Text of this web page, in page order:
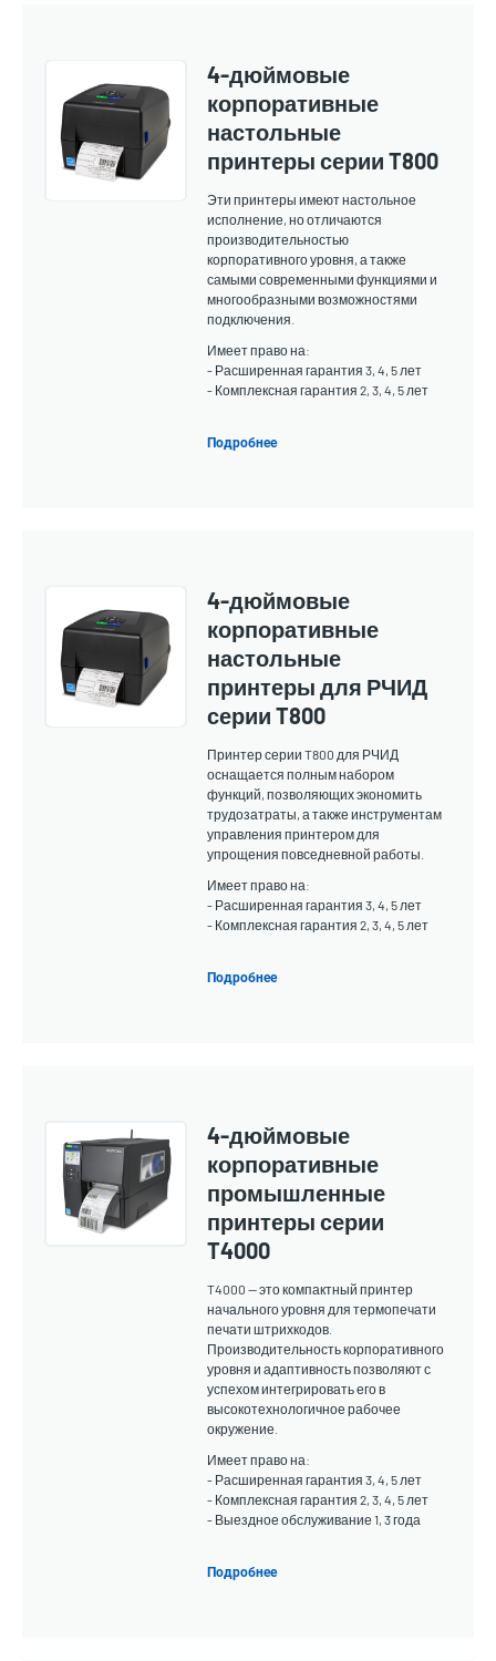
4-дюймовые
корпоративные
настольные
принтеры серии T800
Эти принтеры имеют настольное
исполнение, но отличаются
производительностью
корпоративного уровня, а также
самыми современными функциями и
многообразными возможностями
подключения.
Имеет право на:
- Расширенная гарантия 3, 4, 5 лет
- Комплексная гарантия 2, 3, 4, 5 лет
Подробнее
4-дюймовые
корпоративные
настольные
принтеры для РЧИД
серии T800
Принтер серии T800 для РЧИД
оснащается полным набором
функций, позволяющих экономить
трудозатраты, а также инструментам
управления принтером для
упрощения повседневной работы.
Имеет право на:
- Расширенная гарантия 3, 4, 5 лет
- Комплексная гарантия 2, 3, 4, 5 лет
Подробнее
4-дюймовые
корпоративные
промышленные
принтеры серии
T4000
T4000 — это компактный принтер
начального уровня для термопечати
печати штрихкодов.
Производительность корпоративного
уровня и адаптивность позволяют с
успехом интегрировать его в
высокотехнологичное рабочее
окружение.
Имеет право на:
- Расширенная гарантия 3, 4, 5 лет
- Комплексная гарантия 2, 3, 4, 5 лет
- Выездное обслуживание 1, 3 года
Подробнее